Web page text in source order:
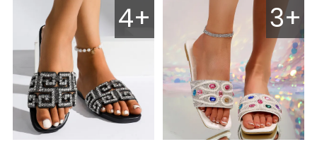
4+ 3+